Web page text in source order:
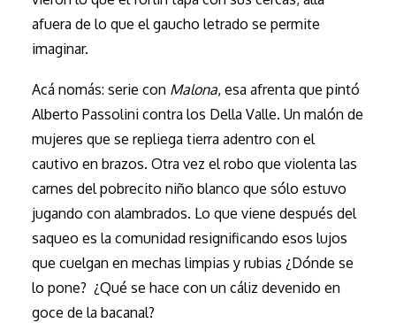
afuera de lo que el gaucho letrado se permite
imaginar.
Acá nomás: serie con Malona, esa afrenta que pintó
Alberto Passolini contra los Della Valle. Un malón de
mujeres que se repliega tierra adentro con el
cautivo en brazos. Otra vez el robo que violenta las
carnes del pobrecito niño blanco que sólo estuvo
jugando con alambrados. Lo que viene después del
saqueo es la comunidad resignificando esos lujos
que cuelgan en mechas limpias y rubias ¿Dónde se
lo pone? ¿Qué se hace con un cáliz devenido en
goce de la bacanal?